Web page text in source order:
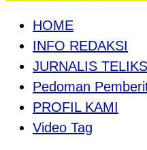
HOME
INFO REDAKSI
JURNALIS
Pedoman
PROFIL KAMI
Video Tag